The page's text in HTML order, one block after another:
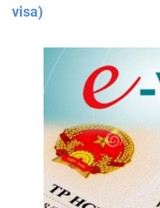
visa)